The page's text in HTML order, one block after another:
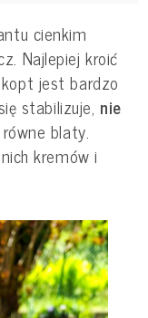
cienkim
Najlepiej kroić
jest bardzo
stabilizuje, nie
blaty.
kremów i